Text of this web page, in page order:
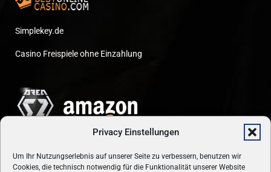
Privacy Einstellungen
Um Ihr Nutzungserlebnis auf unserer Seite zu verbessern, benutzen wir
Cookies, die technisch notwendig für die Funktionalität unserer Website
Simplekey.de
Casino Freispiele ohne Einzahlung